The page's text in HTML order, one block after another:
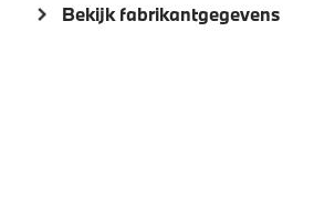
Bekijk fabrikantgegevens